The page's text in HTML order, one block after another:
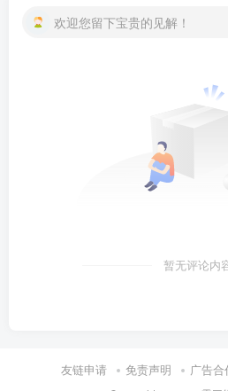
欢迎您留下宝贵的见解！
暂无评论内
友链申请 免责声明 广告合